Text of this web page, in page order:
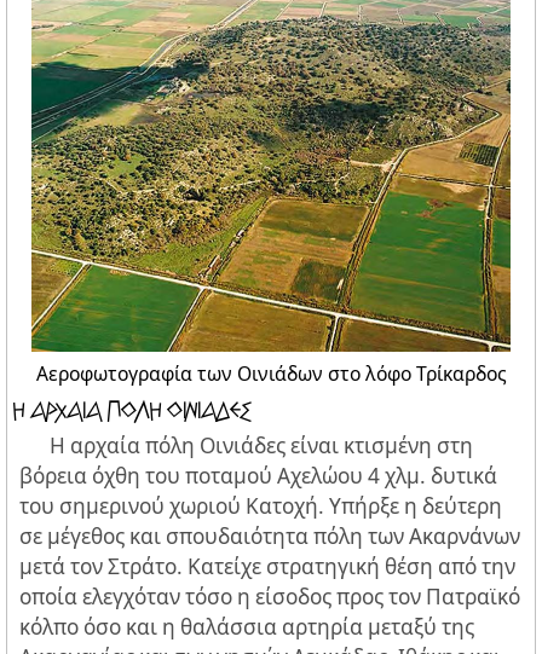
Αεροφωτογραφία των Οινιάδων στο λόφο Τρίκαρδος
H ΑΡΧΑΙΑ ΠΟΛΗ ΟΙΝΙΑΔΕΣ
H αρχαία πόλη Οινιάδες είναι κτισμένη στη
βόρεια όχθη του ποταμού Αχελώου 4 χλμ. δυτικά
του σημερινού χωριού Κατοχή. Υπήρξε η δεύτερη
σε μέγεθος και σπουδαιότητα πόλη των Ακαρνάνων
μετά τον Στράτο. Κατείχε στρατηγική θέση από την
οποία ελεγχόταν τόσο η είσοδος προς τον Πατραϊκό
κόλπο όσο και η θαλάσσια αρτηρία μεταξύ της